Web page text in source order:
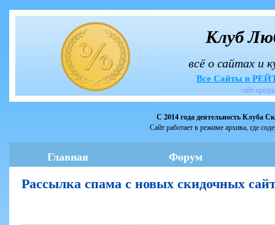
Клуб
всё о сайтах и
Все Сайты в
сайт
С 2014 года деятельность Клуба
Сайт работает в режиме архива, где
Главная Форум
Рассылка спама с новых скидочных